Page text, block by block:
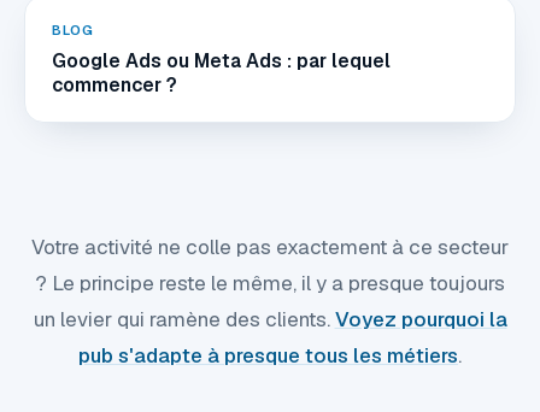
BLOG
Google Ads ou Meta Ads : par lequel
commencer ?
Votre activité ne colle pas exactement à ce secteur
? Le principe reste le même, il y a presque toujours
un levier qui ramène des clients.Voyez pourquoi la
pub s'adapte à presque tous les métiers.